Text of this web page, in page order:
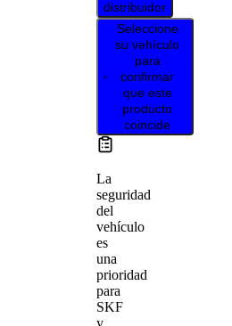
distribuidor
Seleccione
su vehículo
para
confirmar
que este
producto
coincide
La
seguridad
del
vehículo
es
una
prioridad
para
SKF
y